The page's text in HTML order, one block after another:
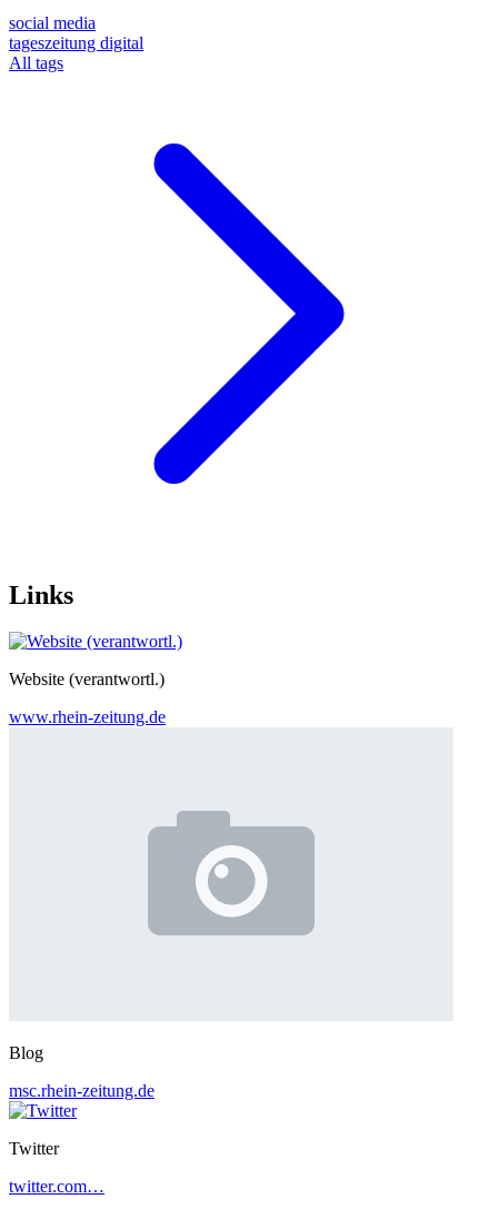
social media
tageszeitung digital
All tags
Links
Website (verantwortl.)
www.rhein-zeitung.de
Blog
msc.rhein-zeitung.de
Twitter
twitter.com…